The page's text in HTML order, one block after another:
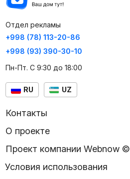
Отдел рекламы
+998 (78) 113-20-86
+998 (93) 390-30-10
Пн-Пт. С 9:30 до 18:00
RU UZ
Контакты
О проекте
Проект компании Webnow ©
Условия использования